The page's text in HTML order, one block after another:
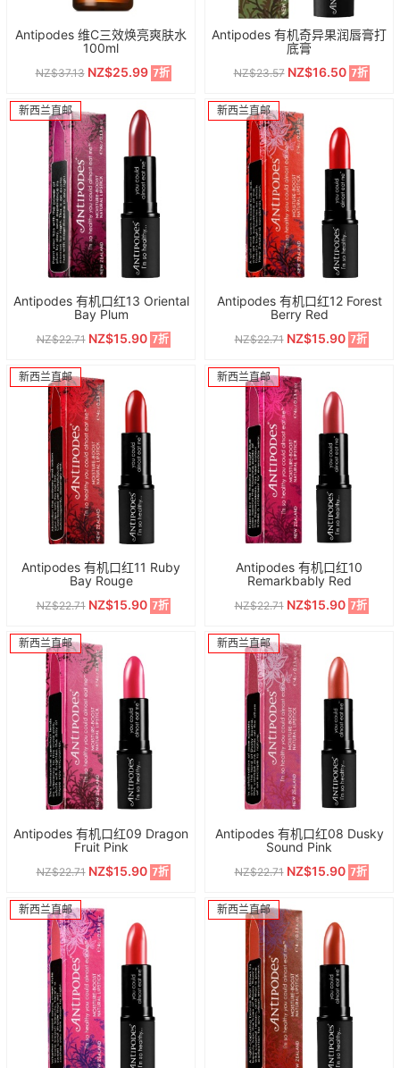
Antipodes 维C三效焕亮爽肤水
100ml
NZ$37.13NZ$25.99 7折
Antipodes 有机奇异果润唇膏打
底膏
NZ$23.57NZ$16.50 7折
新西兰直邮
Antipodes 有机口红13 Oriental
Bay Plum
NZ$22.71NZ$15.90 7折
新西兰直邮
Antipodes 有机口红12 Forest
Berry Red
NZ$22.71NZ$15.90 7折
新西兰直邮
Antipodes 有机口红11 Ruby
Bay Rouge
NZ$22.71NZ$15.90 7折
新西兰直邮
Antipodes 有机口红10
Remarkbably Red
NZ$22.71NZ$15.90 7折
新西兰直邮
Antipodes 有机口红09 Dragon
Fruit Pink
NZ$22.71NZ$15.90 7折
新西兰直邮
Antipodes 有机口红08 Dusky
Sound Pink
NZ$22.71NZ$15.90 7折
新西兰直邮 新西兰直邮